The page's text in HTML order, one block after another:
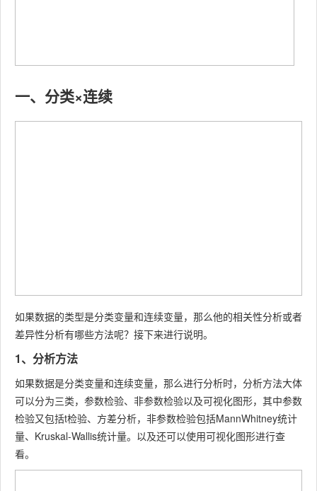
一、分类×连续
如果数据的类型是分类变量和连续变量，那么他的相关性分析或者
差异性分析有哪些方法呢？接下来进行说明。
1、分析方法
如果数据是分类变量和连续变量，那么进行分析时，分析方法大体
可以分为三类，参数检验、非参数检验以及可视化图形，其中参数
检验又包括t检验、方差分析，非参数检验包括MannWhitney统计
量、Kruskal-Wallis统计量。以及还可以使用可视化图形进行查
看。